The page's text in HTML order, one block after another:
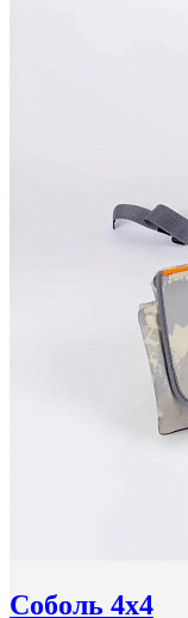
Соболь 4x4